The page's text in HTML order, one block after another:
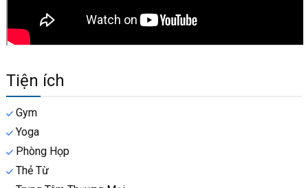
Tiện ích
Gym
Yoga
Phòng Họp
Thẻ Từ